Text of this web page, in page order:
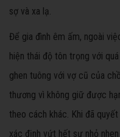
sợ và xa lạ.
Để gia đình êm ấm, ngoài
hiện thái độ tôn trọng với
ghen tuông với vợ cũ của
thương vì không giữ được
theo cách khác. Khi đã
xác định vứt hết sự nhỏ